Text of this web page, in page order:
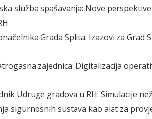
služba spašavanja: Nove
Grada Splita: Izazovi za Grad
zajednica: Digitalizacija
Udruge gradova u RH: Simulacije
sigurnosnih sustava kao alat za